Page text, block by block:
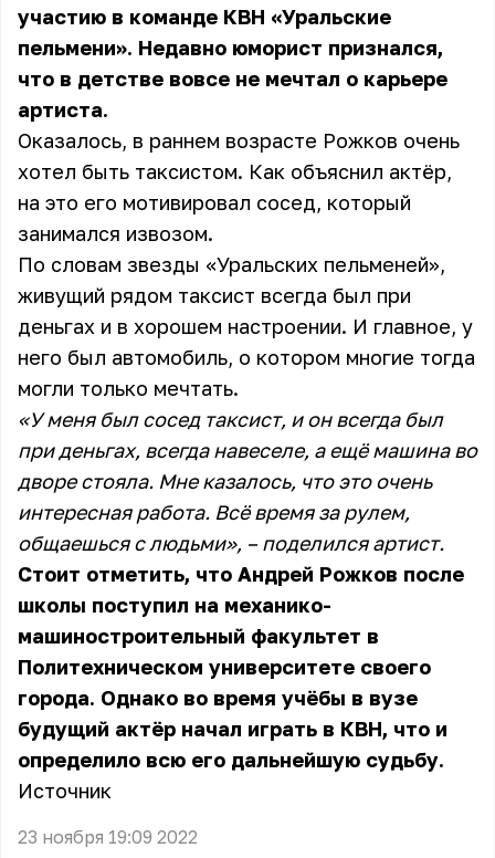
участию в команде КВН «Уральские
пельмени». Недавно юморист признался,
что в детстве вовсе не мечтал о карьере
артиста.
Оказалось, в раннем возрасте Рожков очень
хотел быть таксистом. Как объяснил актёр,
на это его мотивировал сосед, который
занимался извозом.
По словам звезды «Уральских пельменей»,
живущий рядом таксист всегда был при
деньгах и в хорошем настроении. И главное, у
него был автомобиль, о котором многие тогда
могли только мечтать.
«У меня был сосед таксист, и он всегда был
при деньгах, всегда навеселе, а ещё машина во
дворе стояла. Мне казалось, что это очень
интересная работа. Всё время за рулем,
общаешься с людьми», – поделился артист.
Стоит отметить, что Андрей Рожков после
школы поступил на механико-
машиностроительный факультет в
Политехническом университете своего
города. Однако во время учёбы в вузе
будущий актёр начал играть в КВН, что и
определило всю его дальнейшую судьбу.
Источник
23 ноября 19:09 2022